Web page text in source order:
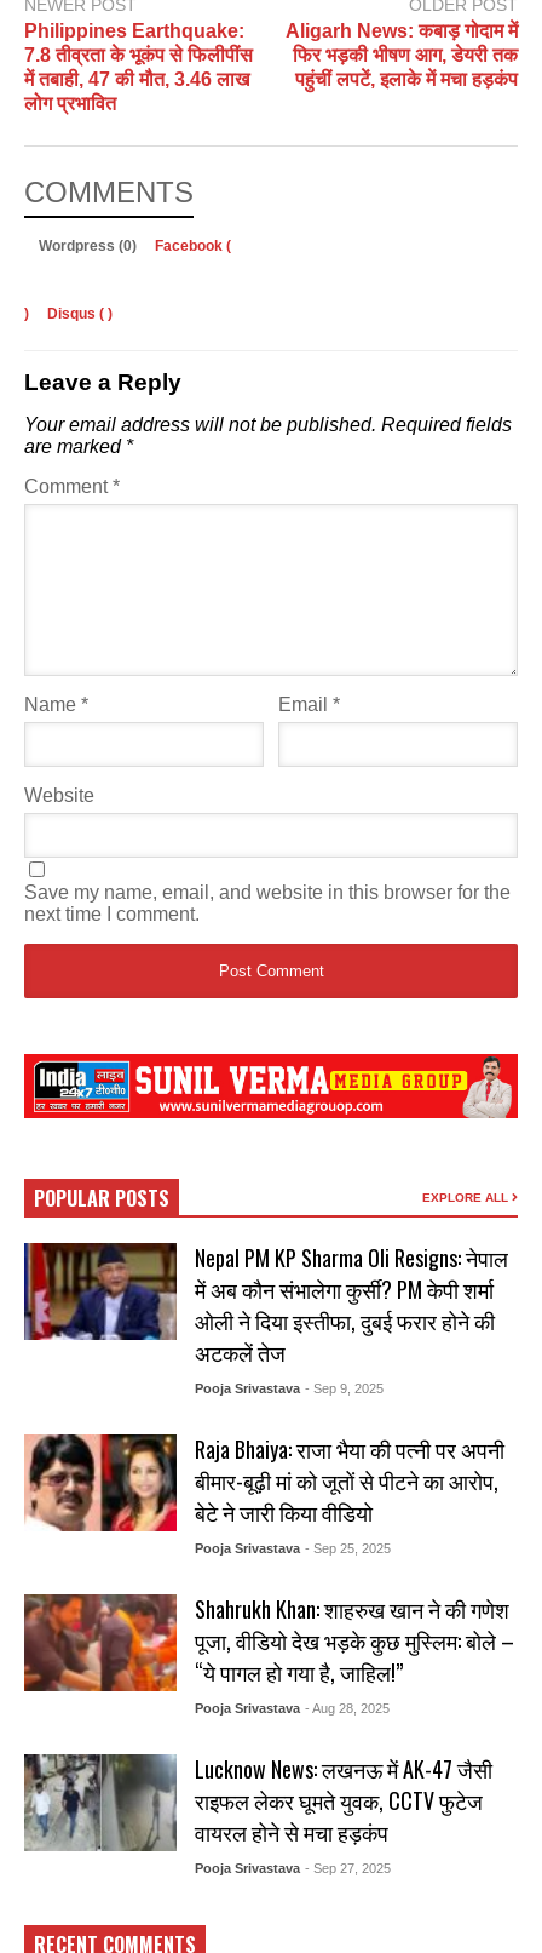
NEWER POST
Philippines Earthquake:
7.8 तीव्रता के भूकंप से फिलीपींस
में तबाही, 47 की मौत, 3.46 लाख
लोग प्रभावित
OLDER POST
Aligarh News: कबाड़ गोदाम में
फिर भड़की भीषण आग, डेयरी तक
पहुंचीं लपटें, इलाके में मचा हड़कंप
COMMENTS
Wordpress (0) Facebook (
) Disqus ( )
Leave a Reply
Your email address will not be published. Required fields
are marked *
Comment*
Name * Email*
Website
Save my name, email, and website in this browser for the
next time I comment.
POPULAR POSTS EXPLORE ALL
Nepal PM KP Sharma Oli Resigns: नेपाल
में अब कौन संभालेगा कुर्सी? PM केपी शर्मा
ओली ने दिया इस्तीफा, दुबई फरार होने की
अटकलें तेज
Pooja Srivastava - Sep 9, 2025
Raja Bhaiya: राजा भैया की पत्नी पर अपनी
बीमार-बूढ़ी मां को जूतों से पीटने का आरोप,
बेटे ने जारी किया वीडियो
Pooja Srivastava - Sep 25, 2025
Shahrukh Khan: शाहरुख खान ने की गणेश
पूजा, वीडियो देख भड़के कुछ मुस्लिम: बोले –
“ये पागल हो गया है, जाहिल!”
Pooja Srivastava - Aug 28, 2025
Lucknow News: लखनऊ में AK-47 जैसी
राइफल लेकर घूमते युवक, CCTV फुटेज
वायरल होने से मचा हड़कंप
Pooja Srivastava - Sep 27, 2025
RECENT COMMENTS